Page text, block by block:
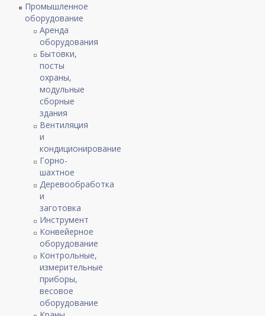
Промышленное
оборудование
Аренда
оборудования
Бытовки,
посты
охраны,
модульные
сборные
здания
Вентиляция
и
кондиционирование
Горно-
шахтное
Деревообработка
и
заготовка
Инструмент
Конвейерное
оборудование
Контрольные,
измерительные
приборы,
весовое
оборудование